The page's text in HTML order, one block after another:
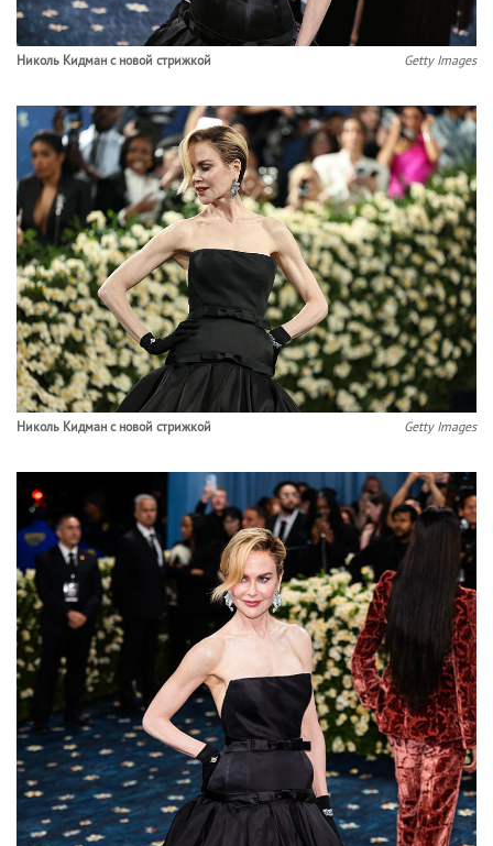
Николь Кидман с новой стрижкой Getty Images
Николь Кидман с новой стрижкой Getty Images